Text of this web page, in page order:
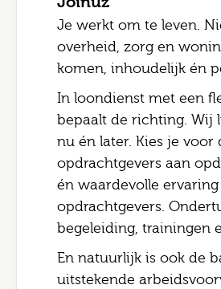
Je werkt om te leven.
overheid, zorg en
komen, inhoudelijk én
In loondienst met een
bepaalt de richting. Wij
nu én later. Kies je
opdrachtgevers aan
én waardevolle
opdrachtgevers.
begeleiding, trainingen
En natuurlijk is ook de
uitstekende